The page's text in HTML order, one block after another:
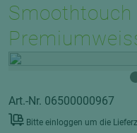
Art.-Nr. 06500000967
Bitte einloggen um die